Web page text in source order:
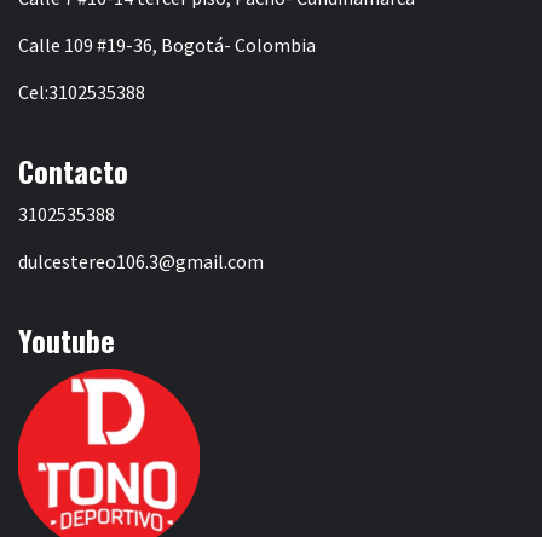
Calle 109 #19-36, Bogotá- Colombia
Cel:3102535388
Contacto
3102535388
dulcestereo106.3@gmail.com
Youtube